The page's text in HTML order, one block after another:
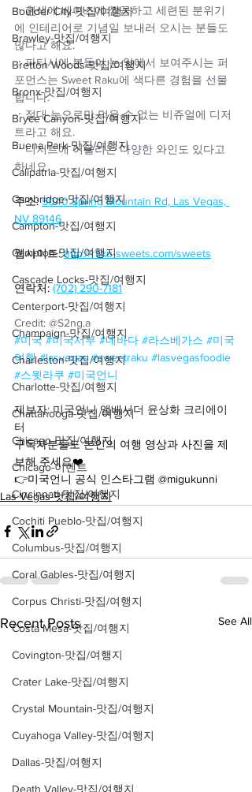
Boulder City-맛집/여행지
Brawley-맛집/여행지
Bretton Woods-맛집/여행지
Bronx-맛집/여행지
Bryce Canyon-맛집/여행지
Buena Park-맛집/여행지
Calipatria-맛집/여행지
Cambridge-맛집/여행지
Campton-맛집/여행지
Campton-맛집/여행지
Cascade Locks-맛집/여행지
Centerport-맛집/여행지
Champaign-맛집/여행지
Charleston-맛집/여행지
Charlotte-맛집/여행지
Chattanooga-맛집/여행지
Chicago-맛집/여행지
Chicago-이벤트
Cincinnati-맛집/여행지
Cochiti Pueblo-맛집/여행지
Columbus-맛집/여행지
Coral Gables-맛집/여행지
Corpus Christi-맛집/여행지
Costa Mesa-맛집/여행지
Covington-맛집/여행지
Crater Lake-맛집/여행지
Crystal Mountain-맛집/여행지
Cuyahoga Valley-맛집/여행지
Dallas-맛집/여행지
Death Valley-맛집/여행지
ㆍ흰색에 베이스에 깔끔하고 세련된 분위기
에 인테리어로 기념일 보내러 오시는 분들도
많다고 해요.
ㆍ파티시에 분들이 눈 앞에서 보여주시는 퍼
포먼스는 Sweet Raku에 색다른 경험을 선물
합니다.
ㆍ절대 눈으로만 먹을 수 없는 비쥬얼에 디저
트라고 해요.
ㆍ디저트에 어울리는 다양한 와인도 있다고
하네요.
주소: 5040 Spring Mountain Rd, Las Vegas,
NV 89146
웹사이트: http://raku-sweets.com/sweets
연락처: (702) 290-7181
Credit: @S2ng.a
#미국 #미국서부 #네바다 #라스베가스 #미국
여행 #lasvegas #sweetraku #lasvegasfoodie
#스윗라쿠 #미국언니
제보자: 미국언니 앰배서더 윤상화 크리에이
터
구독자분들도 본인의 여행 영상과 사진을 제
보해 주세요❤️
👉미국언니 공식 인스타그램 @migukunni
Las Vegas-맛집/여행지
Recent Posts See All